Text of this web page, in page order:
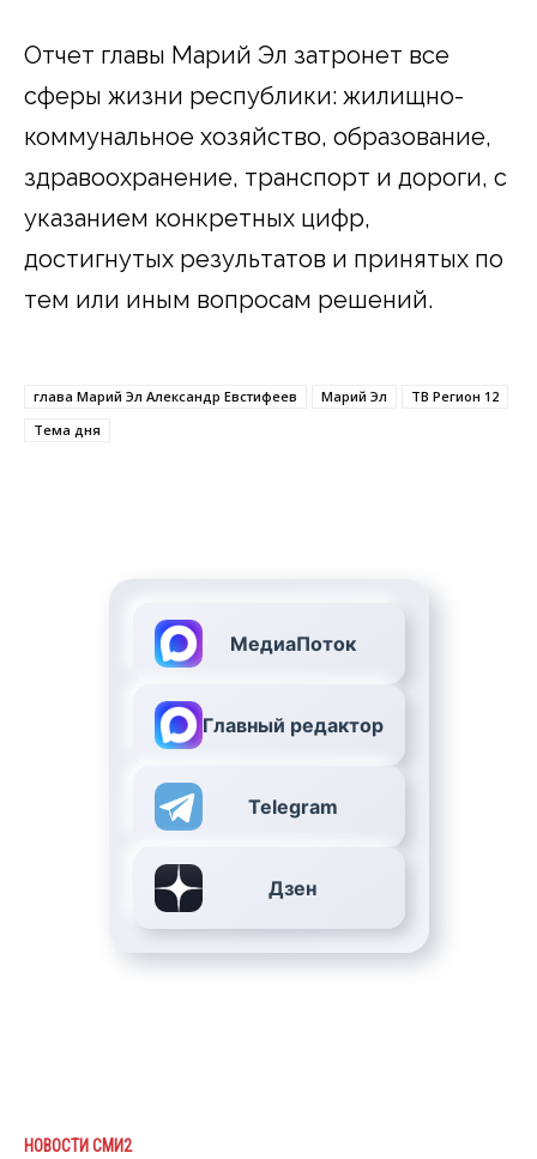
Отчет главы Марий Эл затронет все
сферы жизни республики: жилищно-
коммунальное хозяйство, образование,
здравоохранение, транспорт и дороги, с
указанием конкретных цифр,
достигнутых результатов и принятых по
тем или иным вопросам решений.
глава Марий Эл Александр Евстифеев Марий Эл
ТВ Регион 12
Тема дня
МедиаПоток
Главный редактор
Telegram
Дзен
НОВОСТИ СМИ2